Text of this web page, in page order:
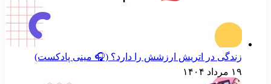
زندگی در اتریش ارزشش را دارد؟ (🎧 مینی پادکست)
۱۹ مرداد ۱۴۰۴